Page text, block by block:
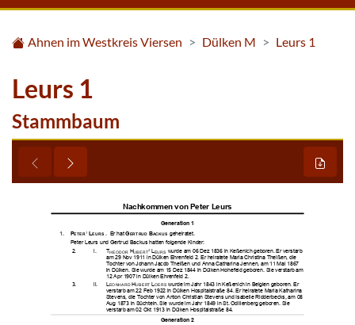
Ahnen im Westkreis Viersen Dülken M Leurs 1
Leurs 1
Stammbaum


         


     




     





